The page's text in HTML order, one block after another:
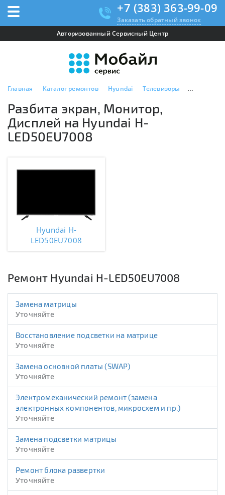
+7 (383) 363-99-09
Заказать обратный звонок
Авторизованный Сервисный Центр
Главная Каталог ремонтов Hyundai Телевизоры Hyundai H-
Разбита экран, Монитор,
Дисплей на Hyundai H-
LED50EU7008
Hyundai H-
LED50EU7008
Ремонт Hyundai H-LED50EU7008
Замена матрицы
Уточняйте
Восстановление подсветки на матрице
Уточняйте
Замена основной платы (SWAP)
Уточняйте
Электромеханический ремонт (замена
электронных компонентов, микросхем и пр.)
Уточняйте
Замена подсветки матрицы
Уточняйте
Ремонт блока развертки
Уточняйте